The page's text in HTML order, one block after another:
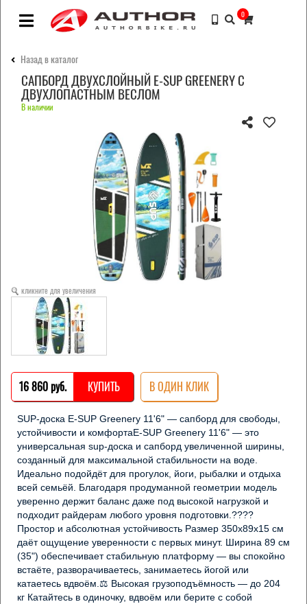
0
Назад в каталог
САПБОРД ДВУХСЛОЙНЫЙ E-SUP GREENERY С
ДВУХЛОПАСТНЫМ ВЕСЛОМ
В наличии
кликните для увеличения
16 860 pуб. КУПИТЬ В ОДИН КЛИК
SUP-доска E-SUP Greenery 11'6" — сапборд для свободы,
устойчивости и комфортаE-SUP Greenery 11'6" — это
универсальная sup-доска и сапборд увеличенной ширины,
созданный для максимальной стабильности на воде.
Идеально подойдёт для прогулок, йоги, рыбалки и отдыха
всей семьёй. Благодаря продуманной геометрии модель
уверенно держит баланс даже под высокой нагрузкой и
подходит райдерам любого уровня подготовки.????
Простор и абсолютная устойчивость Размер 350х89х15 см
даёт ощущение уверенности с первых минут. Ширина 89 см
(35") обеспечивает стабильную платформу — вы спокойно
встаёте, разворачиваетесь, занимаетесь йогой или
катаетесь вдвоём.⚖ Высокая грузоподъёмность — до 204
кг Катайтесь в одиночку, вдвоём или берите с собой